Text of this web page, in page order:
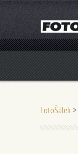
FotoŠálek >